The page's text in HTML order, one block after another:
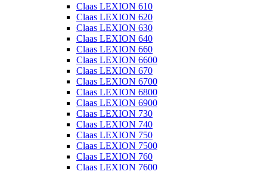
Claas LEXION 610
Claas LEXION 620
Claas LEXION 630
Claas LEXION 640
Claas LEXION 660
Claas LEXION 6600
Claas LEXION 670
Claas LEXION 6700
Claas LEXION 6800
Claas LEXION 6900
Claas LEXION 730
Claas LEXION 740
Claas LEXION 750
Claas LEXION 7500
Claas LEXION 760
Claas LEXION 7600